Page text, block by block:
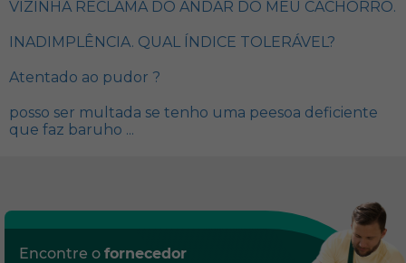
VIZINHA RECLAMA DO ANDAR DO MEU CACHORRO.
INADIMPLÊNCIA. QUAL ÍNDICE TOLERÁVEL?
Atentado ao pudor ?
posso ser multada se tenho uma peesoa deficiente
que faz baruho ...
Encontre o fornecedor